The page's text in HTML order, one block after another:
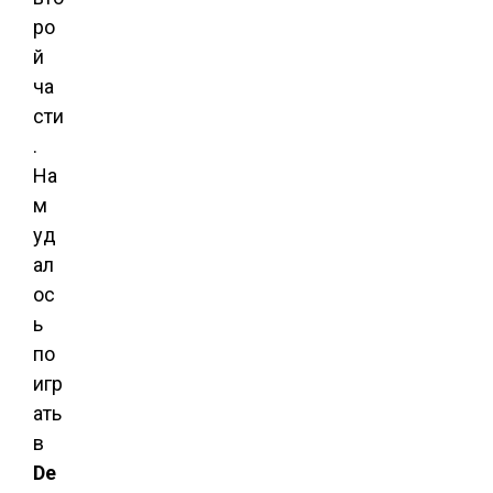
ро
й
ча
сти
.
На
м
уд
ал
ос
ь
по
игр
ать
в
De